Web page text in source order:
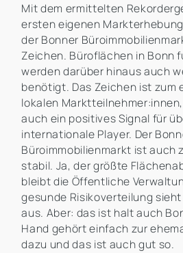
Mit dem ermittelten
ersten eigenen
der Bonner
Zeichen. Büroflächen in Bonn
werden darüber hinaus auch
benötigt. Das Zeichen ist zum
lokalen
auch ein positives Signal für
internationale Player. Der
Büroimmobilienmarkt ist auch
stabil. Ja, der größte
bleibt die Öffentliche
gesunde Risikoverteilung
aus. Aber: das ist halt auch
Hand gehört einfach zur
dazu und das ist auch gut so.